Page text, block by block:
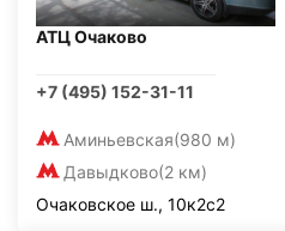
АТЦ Очаково
+7 (495) 152-31-11
Аминьевская(980 м)
Давыдково(2 км)
Очаковское ш., 10к2с2